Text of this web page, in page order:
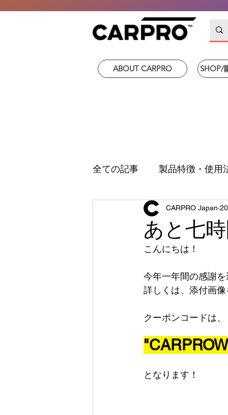
ABOUT CARPRO SHOP/
全ての記事 製品特徴・使用
あと七
CARPRO Japan
こんにちは！
今年一年間の感謝
詳しくは、添付画
クーポンコードは、
となります！